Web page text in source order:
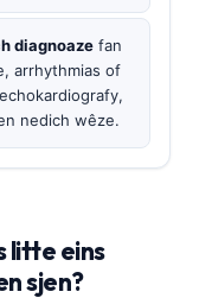
diagnoaze fan
arrhythmias of
nedich wêze.
litte eins
sjen?